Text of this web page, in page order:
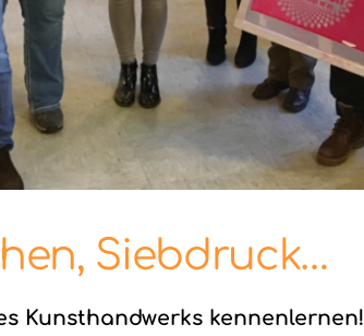
Siebdruck…
Kunsthandwerks kennenlernen!